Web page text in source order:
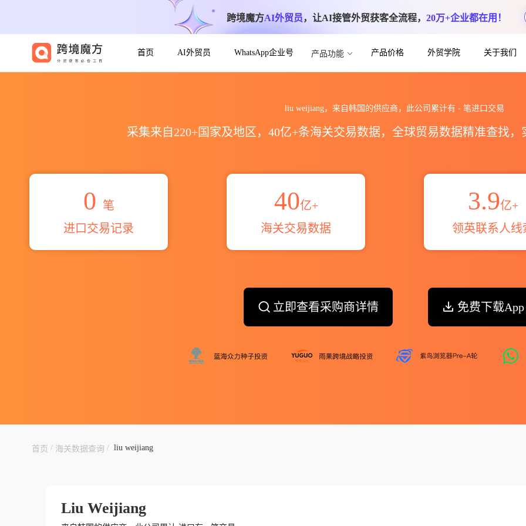
跨境魔方AI外贸员，让AI接管外贸获客全流程， 20万+企业都在用！
首页 AI外贸员 WhatsApp企业号 产品功能 产品价格 外贸学院 关于我们
liu weijiang，来自韩国的供应商，此公司累计有 - 笔进口交易
采集来自220+国家及地区，40亿+条海关交易数据，全球贸易数据精准查找
0 笔
进口交易记录
40亿+
海关交易数据
3.9亿+
领英联系人线
立即查看采购商详情 免费下载App
首页 / 海关数据查询 / liu weijiang
Liu Weijiang